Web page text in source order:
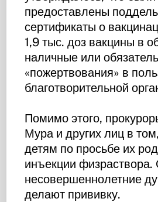
предоставлены
сертификаты о
1,9 тыс. доз вакцины в
наличные или
«пожертвования» в
благотворительной
Помимо этого,
Мура и других лиц в
детям по просьбе их
инъекции
несовершеннолетние
делают прививку.